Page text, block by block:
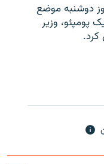
دوشنبه موضع
پومپئو، وزیر
کرد.